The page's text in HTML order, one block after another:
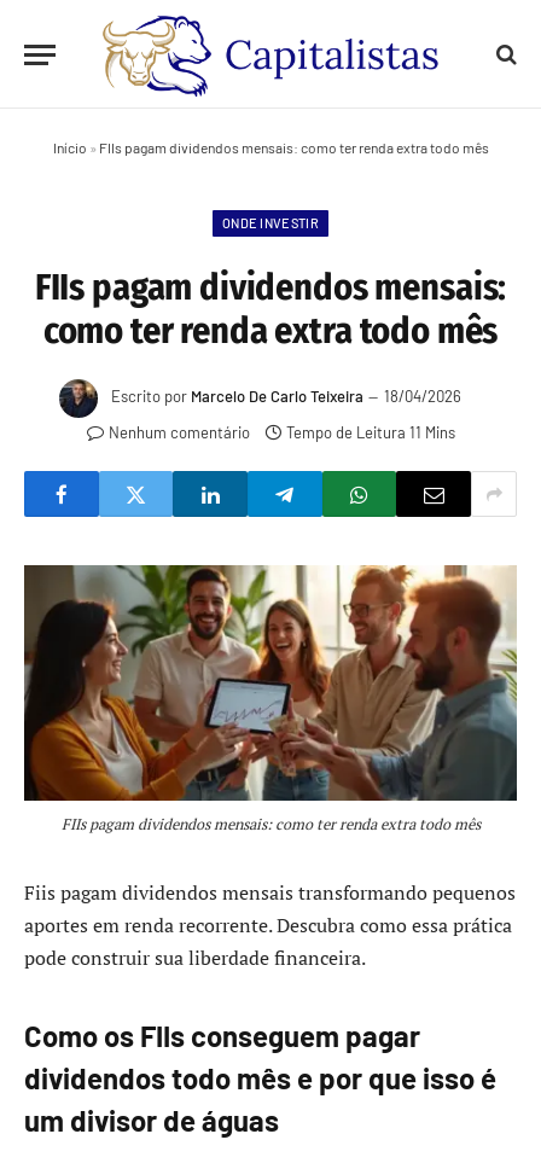
Início » FIIs pagam dividendos mensais: como ter renda extra todo mês
ONDE INVESTIR
FIIs pagam dividendos mensais:
como ter renda extra todo mês
Escrito por Marcelo De Carlo Teixeira
18/04/2026
Nenhum comentário
Tempo de Leitura 11 Mins
FIIs pagam dividendos mensais: como ter renda extra todo mês
Fiis pagam dividendos mensais transformando pequenos
aportes em renda recorrente. Descubra como essa prática
pode construir sua liberdade financeira.
Como os FIIs conseguem pagar
dividendos todo mês e por que isso é
um divisor de águas